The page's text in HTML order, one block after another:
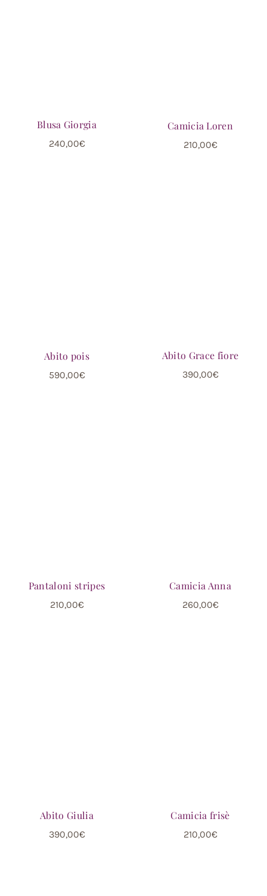
Blusa Giorgia
240,00€
Camicia Loren
210,00€
Abito pois
590,00€
Abito Grace fiore
390,00€
Pantaloni stripes
210,00€
Camicia Anna
260,00€
Abito Giulia
390,00€
Camicia frisè
210,00€